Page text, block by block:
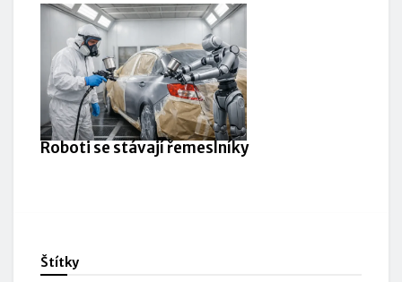
Roboti se stávají řemeslníky
Štítky